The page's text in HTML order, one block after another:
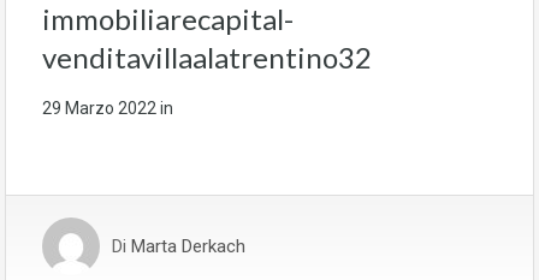
immobiliarecapital-
venditavillaalatrentino32
29 Marzo 2022 in
Di Marta Derkach